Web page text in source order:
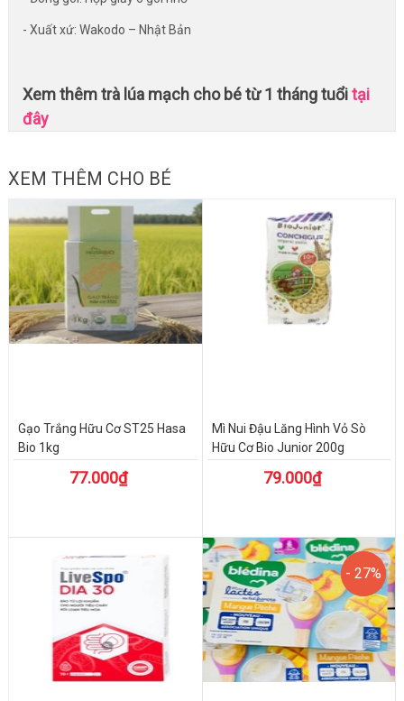
- Xuất xứ: Wakodo – Nhật Bản
Xem thêm trà lúa mạch cho bé từ 1 tháng tuổitại
đây
XEM THÊM CHO BÉ
Gạo Trắng Hữu Cơ ST25 Hasa
Bio 1kg
77.000₫
Mì Nui Đậu Lăng Hình Vỏ Sò
Hữu Cơ Bio Junior 200g
79.000₫
- 27%
- 27%